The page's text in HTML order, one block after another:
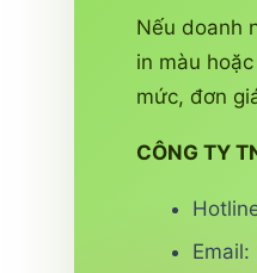
Nếu doanh
in màu
mức, đơn
CÔNG TY